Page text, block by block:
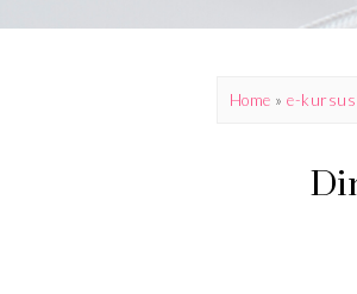
Home »e-kursus